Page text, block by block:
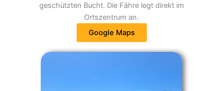
geschützten Bucht. Die Fähre legt direkt im
Ortszentrum an.
Google Maps